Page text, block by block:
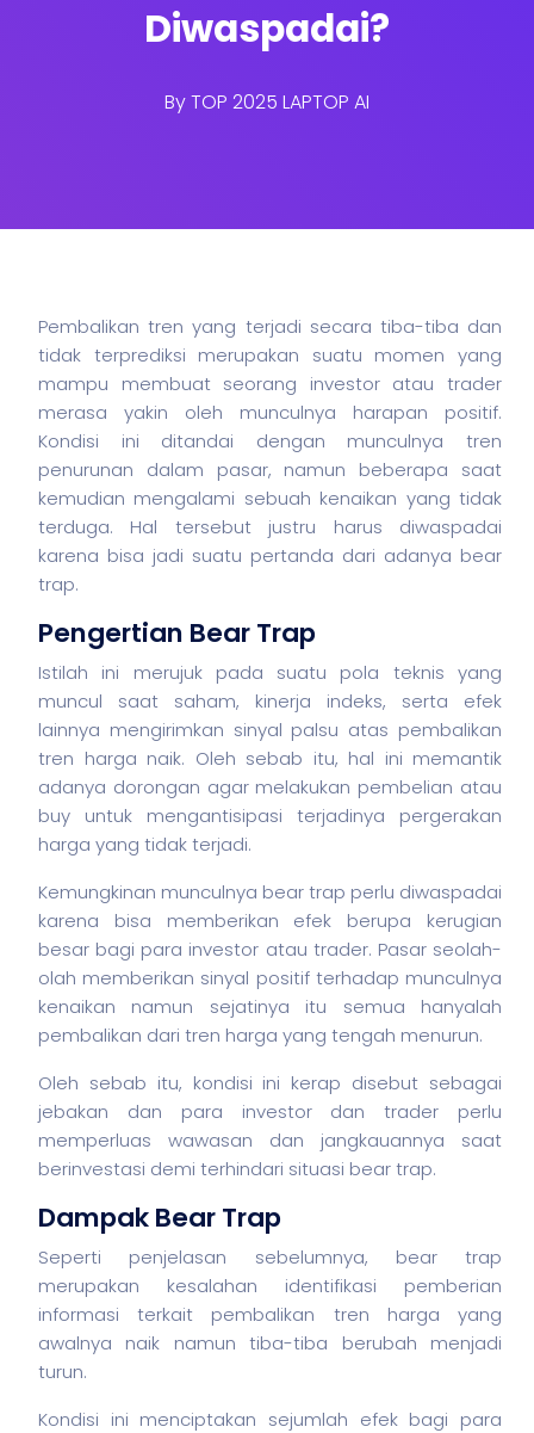
Diwaspadai?
ByTOP 2025 LAPTOP AI
Pembalikan tren yang terjadi secara tiba-tiba dan
tidak terprediksi merupakan suatu momen yang
mampu membuat seorang investor atau trader
merasa yakin oleh munculnya harapan positif.
Kondisi ini ditandai dengan munculnya tren
penurunan dalam pasar, namun beberapa saat
kemudian mengalami sebuah kenaikan yang tidak
terduga. Hal tersebut justru harus diwaspadai
karena bisa jadi suatu pertanda dari adanya bear
trap.
Pengertian Bear Trap
Istilah ini merujuk pada suatu pola teknis yang
muncul saat saham, kinerja indeks, serta efek
lainnya mengirimkan sinyal palsu atas pembalikan
tren harga naik. Oleh sebab itu, hal ini memantik
adanya dorongan agar melakukan pembelian atau
buy untuk mengantisipasi terjadinya pergerakan
harga yang tidak terjadi.
Kemungkinan munculnya bear trap perlu diwaspadai
karena bisa memberikan efek berupa kerugian
besar bagi para investor atau trader. Pasar seolah-
olah memberikan sinyal positif terhadap munculnya
kenaikan namun sejatinya itu semua hanyalah
pembalikan dari tren harga yang tengah menurun.
Oleh sebab itu, kondisi ini kerap disebut sebagai
jebakan dan para investor dan trader perlu
memperluas wawasan dan jangkauannya saat
berinvestasi demi terhindari situasi bear trap.
Dampak Bear Trap
Seperti penjelasan sebelumnya, bear trap
merupakan kesalahan identifikasi pemberian
informasi terkait pembalikan tren harga yang
awalnya naik namun tiba-tiba berubah menjadi
turun.
Kondisi ini menciptakan sejumlah efek bagi para